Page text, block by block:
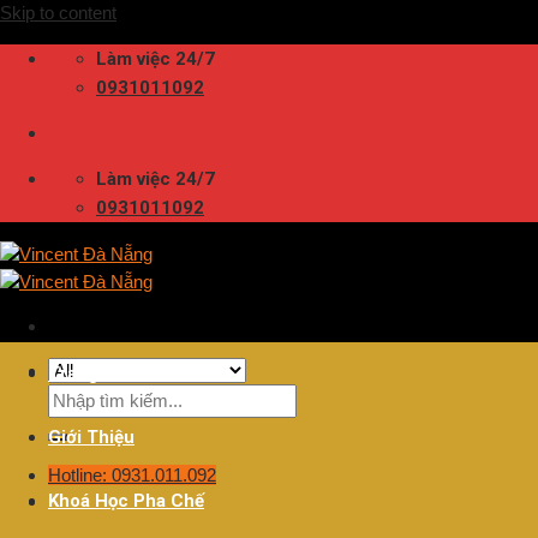
Skip to content
Làm việc 24/7
0931011092
Làm việc 24/7
0931011092
Hotline: 0931.011.092
Trang Chủ
Giới Thiệu
Khoá Học Pha Chế